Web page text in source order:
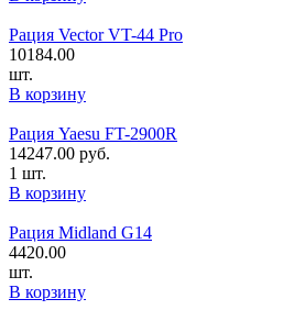
Рация Vector VT-44 Pro
10184.00
шт.
В корзину
Рация Yaesu FT-2900R
14247.00 руб.
1 шт.
В корзину
Рация Midland G14
4420.00
шт.
В корзину